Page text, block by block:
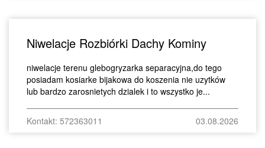
Niwelacje Rozbiórki Dachy Kominy
niwelacje terenu glebogryzarka separacyjna,do tego
posiadam kosiarke bijakowa do koszenia nie uzytków
lub bardzo zarosnietych dzialek i to wszystko je...
Kontakt: 572363011 03.08.2026